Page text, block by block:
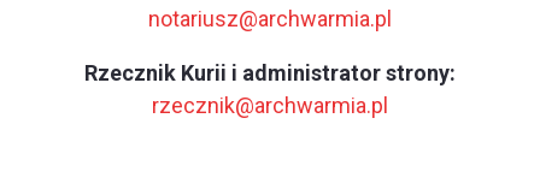
notariusz@archwarmia.pl
Rzecznik Kurii i administrator strony:
rzecznik@archwarmia.pl